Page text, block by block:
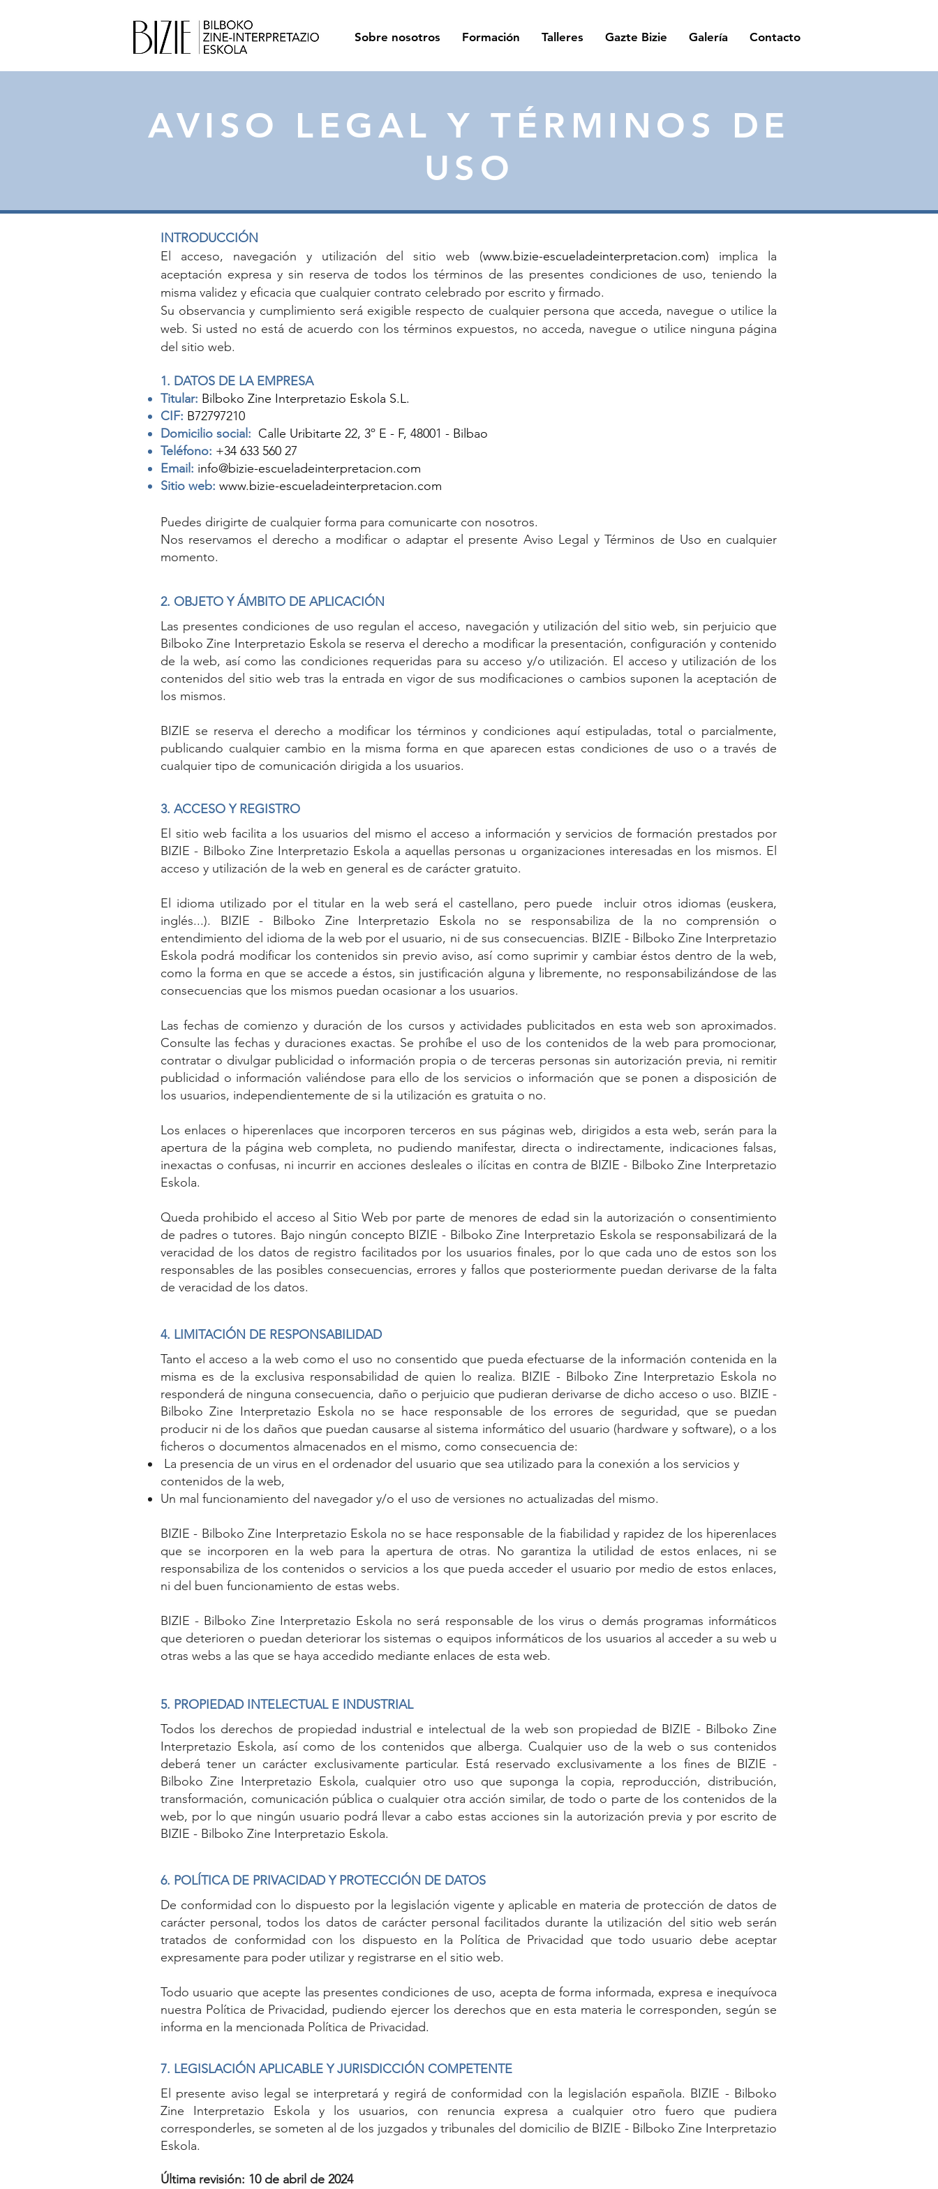
Sobre nosotros Formación Talleres Gazte Bizie Galería Contacto
AVISO LEGAL Y TÉRMINOS DE
USO
INTRODUCCIÓN
El acceso, navegación y utilización del sitio web (www.bizie-escueladeinterpretacion.com) implica la
aceptación expresa y sin reserva de todos los términos de las presentes condiciones de uso, teniendo la
misma validez y eficacia que cualquier contrato celebrado por escrito y firmado.
Su observancia y cumplimiento será exigible respecto de cualquier persona que acceda, navegue o utilice la
web. Si usted no está de acuerdo con los términos expuestos, no acceda, navegue o utilice ninguna página
del sitio web.
1. DATOS DE LA EMPRESA
Titular: Bilboko Zine Interpretazio Eskola S.L.
CIF: B72797210
Domicilio social: Calle Uribitarte 22, 3º E - F, 48001 - Bilbao
Teléfono: +34 633 560 27
Email: info@bizie-escueladeinterpretacion.com
Sitio web: www.bizie-escueladeinterpretacion.com
Puedes dirigirte de cualquier forma para comunicarte con nosotros.
Nos reservamos el derecho a modificar o adaptar el presente Aviso Legal y Términos de Uso en cualquier
momento.
2. OBJETO Y ÁMBITO DE APLICACIÓN
Las presentes condiciones de uso regulan el acceso, navegación y utilización del sitio web, sin perjuicio que
Bilboko Zine Interpretazio Eskola se reserva el derecho a modificar la presentación, configuración y contenido
de la web, así como las condiciones requeridas para su acceso y/o utilización. El acceso y utilización de los
contenidos del sitio web tras la entrada en vigor de sus modificaciones o cambios suponen la aceptación de
los mismos.
BIZIE se reserva el derecho a modificar los términos y condiciones aquí estipuladas, total o parcialmente,
publicando cualquier cambio en la misma forma en que aparecen estas condiciones de uso o a través de
cualquier tipo de comunicación dirigida a los usuarios.
3. ACCESO Y REGISTRO
El sitio web facilita a los usuarios del mismo el acceso a información y servicios de formación prestados por
BIZIE - Bilboko Zine Interpretazio Eskola a aquellas personas u organizaciones interesadas en los mismos. El
acceso y utilización de la web en general es de carácter gratuito.
El idioma utilizado por el titular en la web será el castellano, pero puede incluir otros idiomas (euskera,
inglés...). BIZIE - Bilboko Zine Interpretazio Eskola no se responsabiliza de la no comprensión o
entendimiento del idioma de la web por el usuario, ni de sus consecuencias. BIZIE - Bilboko Zine Interpretazio
Eskola podrá modificar los contenidos sin previo aviso, así como suprimir y cambiar éstos dentro de la web,
como la forma en que se accede a éstos, sin justificación alguna y libremente, no responsabilizándose de las
consecuencias que los mismos puedan ocasionar a los usuarios.
Las fechas de comienzo y duración de los cursos y actividades publicitados en esta web son aproximados.
Consulte las fechas y duraciones exactas. Se prohíbe el uso de los contenidos de la web para promocionar,
contratar o divulgar publicidad o información propia o de terceras personas sin autorización previa, ni remitir
publicidad o información valiéndose para ello de los servicios o información que se ponen a disposición de
los usuarios, independientemente de si la utilización es gratuita o no.
Los enlaces o hiperenlaces que incorporen terceros en sus páginas web, dirigidos a esta web, serán para la
apertura de la página web completa, no pudiendo manifestar, directa o indirectamente, indicaciones falsas,
inexactas o confusas, ni incurrir en acciones desleales o ilícitas en contra de BIZIE - Bilboko Zine Interpretazio
Eskola.
Queda prohibido el acceso al Sitio Web por parte de menores de edad sin la autorización o consentimiento
de padres o tutores. Bajo ningún concepto BIZIE - Bilboko Zine Interpretazio Eskola se responsabilizará de la
veracidad de los datos de registro facilitados por los usuarios finales, por lo que cada uno de estos son los
responsables de las posibles consecuencias, errores y fallos que posteriormente puedan derivarse de la falta
de veracidad de los datos.
4. LIMITACIÓN DE RESPONSABILIDAD
Tanto el acceso a la web como el uso no consentido que pueda efectuarse de la información contenida en la
misma es de la exclusiva responsabilidad de quien lo realiza. BIZIE - Bilboko Zine Interpretazio Eskola no
responderá de ninguna consecuencia, daño o perjuicio que pudieran derivarse de dicho acceso o uso. BIZIE -
Bilboko Zine Interpretazio Eskola no se hace responsable de los errores de seguridad, que se puedan
producir ni de los daños que puedan causarse al sistema informático del usuario (hardware y software), o a los
ficheros o documentos almacenados en el mismo, como consecuencia de:
La presencia de un virus en el ordenador del usuario que sea utilizado para la conexión a los servicios y
contenidos de la web,
Un mal funcionamiento del navegador y/o el uso de versiones no actualizadas del mismo.
BIZIE - Bilboko Zine Interpretazio Eskola no se hace responsable de la fiabilidad y rapidez de los hiperenlaces
que se incorporen en la web para la apertura de otras. No garantiza la utilidad de estos enlaces, ni se
responsabiliza de los contenidos o servicios a los que pueda acceder el usuario por medio de estos enlaces,
ni del buen funcionamiento de estas webs.
BIZIE - Bilboko Zine Interpretazio Eskola no será responsable de los virus o demás programas informáticos
que deterioren o puedan deteriorar los sistemas o equipos informáticos de los usuarios al acceder a su web u
otras webs a las que se haya accedido mediante enlaces de esta web.
5. PROPIEDAD INTELECTUAL E INDUSTRIAL
Todos los derechos de propiedad industrial e intelectual de la web son propiedad de BIZIE - Bilboko Zine
Interpretazio Eskola, así como de los contenidos que alberga. Cualquier uso de la web o sus contenidos
deberá tener un carácter exclusivamente particular. Está reservado exclusivamente a los fines de BIZIE -
Bilboko Zine Interpretazio Eskola, cualquier otro uso que suponga la copia, reproducción, distribución,
transformación, comunicación pública o cualquier otra acción similar, de todo o parte de los contenidos de la
web, por lo que ningún usuario podrá llevar a cabo estas acciones sin la autorización previa y por escrito de
BIZIE - Bilboko Zine Interpretazio Eskola.
6. POLÍTICA DE PRIVACIDAD Y PROTECCIÓN DE DATOS
De conformidad con lo dispuesto por la legislación vigente y aplicable en materia de protección de datos de
carácter personal, todos los datos de carácter personal facilitados durante la utilización del sitio web serán
tratados de conformidad con los dispuesto en la Política de Privacidad que todo usuario debe aceptar
expresamente para poder utilizar y registrarse en el sitio web.
Todo usuario que acepte las presentes condiciones de uso, acepta de forma informada, expresa e inequívoca
nuestra Política de Privacidad, pudiendo ejercer los derechos que en esta materia le corresponden, según se
informa en la mencionada Política de Privacidad.
7. LEGISLACIÓN APLICABLE Y JURISDICCIÓN COMPETENTE
El presente aviso legal se interpretará y regirá de conformidad con la legislación española. BIZIE - Bilboko
Zine Interpretazio Eskola y los usuarios, con renuncia expresa a cualquier otro fuero que pudiera
corresponderles, se someten al de los juzgados y tribunales del domicilio de BIZIE - Bilboko Zine Interpretazio
Eskola.
Última revisión: 10 de abril de 2024